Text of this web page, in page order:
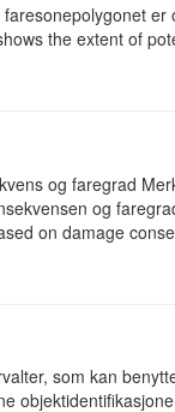
er
the extent of
og faregrad
og
on damage
som kan